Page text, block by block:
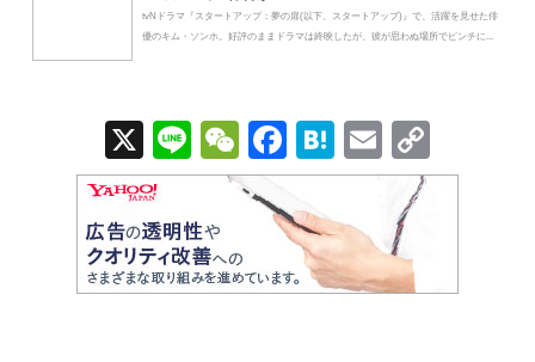
tvNドラマ『スタートアップ：夢の扉(以下、スタートアップ)』で、活躍を見せた俳
優のキム・ソンホ。好評のままドラマは終映したが、彼が思わぬ場所でピンチに...
X
Li
n
e
W
e
C
at
F
a
c
e
b
H
at
e
n
a
E
m
ail
o
Li